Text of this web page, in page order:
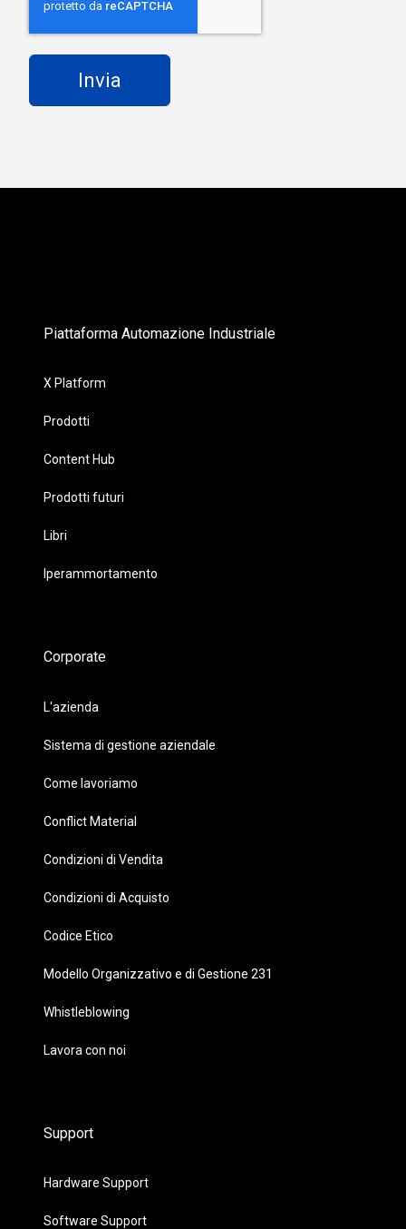
Piattaforma Automazione Industriale
X Platform
Prodotti
Content Hub
Prodotti futuri
Libri
Iperammortamento
Corporate
L'azienda
Sistema di gestione aziendale
Come lavoriamo
Conflict Material
Condizioni di Vendita
Condizioni di Acquisto
Codice Etico
Modello Organizzativo e di Gestione 231
Whistleblowing
Lavora con noi
Support
Hardware Support
Software Support